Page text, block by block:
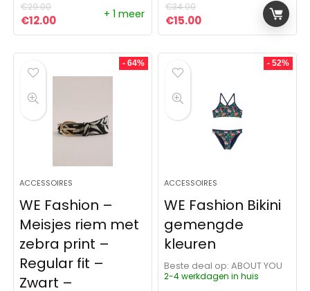
€29.00
Oorspronkelijke prijs was: €29.00.
€12.00Huidige prijs is: €12.00.
+ 1 meer
€34.00
Oorspronkelijke prijs
€15.00Huidige prijs is:
- 64%
ACCESSOIRES
WE Fashion –
Meisjes riem met
zebra print –
Regular fit –
Zwart –
- 52%
ACCESSOIRES
WE Fashion Bikini
gemengde
kleuren
Beste deal op:
ABOUT YOU
2-4 werkdagen in huis